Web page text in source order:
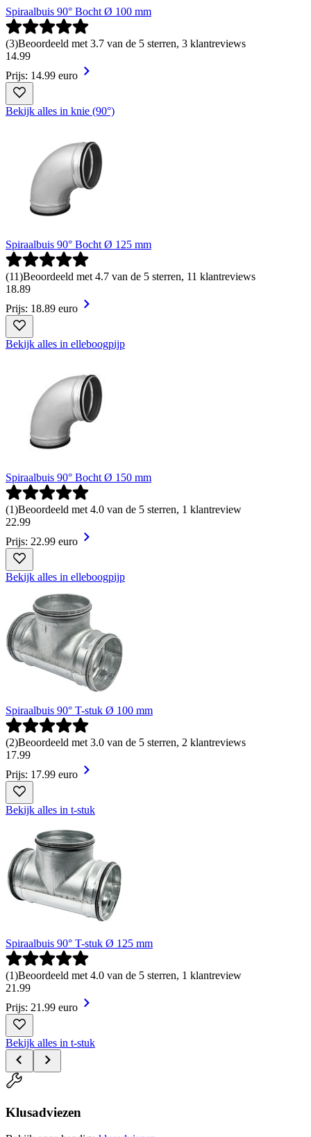
Spiraalbuis 90° Bocht Ø 100 mm
(3)Beoordeeld met 3.7 van de 5 sterren, 3 klantreviews
14.99
Prijs: 14.99 euro
Bekijk alles in knie (90°)
Spiraalbuis 90° Bocht Ø 125 mm
(11)Beoordeeld met 4.7 van de 5 sterren, 11 klantreviews
18.89
Prijs: 18.89 euro
Bekijk alles in elleboogpijp
Spiraalbuis 90° Bocht Ø 150 mm
(1)Beoordeeld met 4.0 van de 5 sterren, 1 klantreview
22.99
Prijs: 22.99 euro
Bekijk alles in elleboogpijp
Spiraalbuis 90° T-stuk Ø 100 mm
(2)Beoordeeld met 3.0 van de 5 sterren, 2 klantreviews
17.99
Prijs: 17.99 euro
Bekijk alles in t-stuk
Spiraalbuis 90° T-stuk Ø 125 mm
(1)Beoordeeld met 4.0 van de 5 sterren, 1 klantreview
21 .99
Prijs: 21.99 euro
Bekijk alles in t-stuk
Klusadviezen